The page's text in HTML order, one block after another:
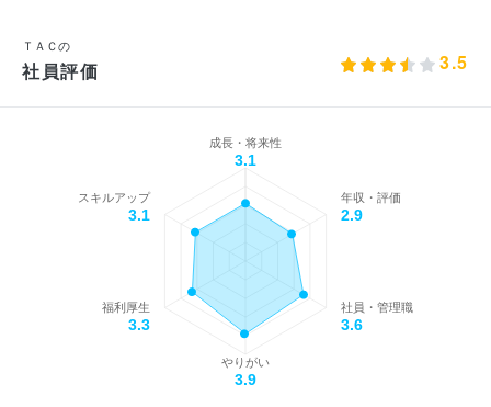
ＴＡＣの
社員評価 3.5
成長・将来性
3.1
年収・評価
2.9
社員・管理職
3.6
やりがい
3.9
福利厚生
3.3
スキルアップ
3.1